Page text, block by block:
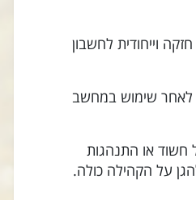
וייחודית לחשבון
לאחר שימוש במחשב
חשוד או התנהגות
על הקהילה כולה.